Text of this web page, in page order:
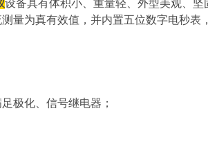
设备具有体积小、重量轻、外型美观、坚
量为真有效值，并内置五位数字电秒表
极化、信号继电器；